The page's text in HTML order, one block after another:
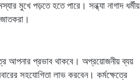
মুখে পড়তে হতে পারে। সন্ধ্যা নাগাদ ধর্মীয়
আপনার প্রভাব থাকবে। অপ্রয়োজনীয় ব্যয়
সহযোগিতা লাভ করবেন। কর্মক্ষেত্রে